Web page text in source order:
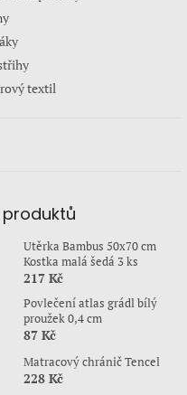
textil
Utěrka Bambus 50x70 cm
Kostka malá šedá 3 ks
217 Kč
Povlečení atlas grádl bílý
proužek 0,4 cm
87 Kč
Matracový chránič Tencel
228 Kč